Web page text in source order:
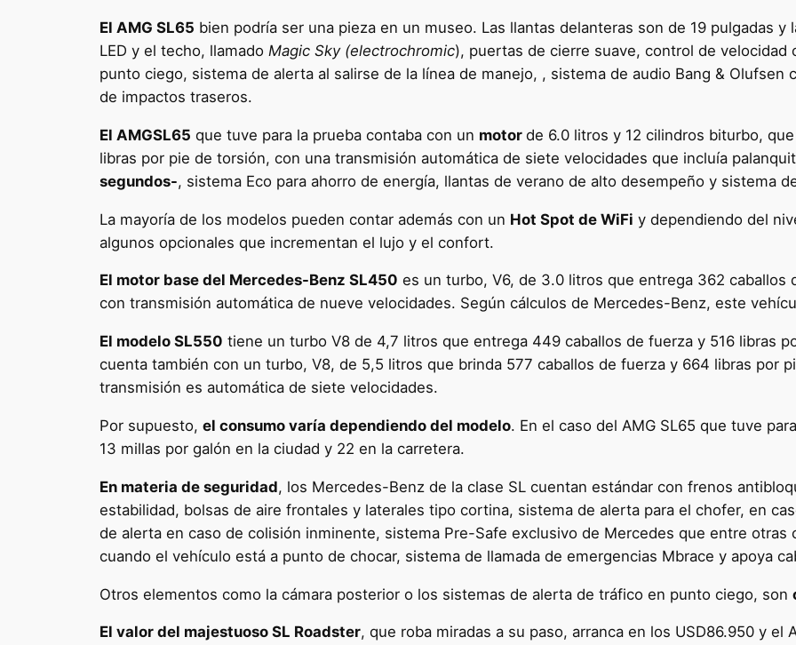
El AMG SL65 bien podría ser una pieza en un museo. Las llantas delanteras son de 19 pulgadas y
LED y el techo, llamado Magic Sky (electrochromic), puertas de cierre suave, control de
punto ciego, sistema de alerta al salirse de la línea de manejo, , sistema de audio Bang & Olufsen
de impactos traseros.
El AMGSL65 que tuve para la prueba contaba con un motor de 6.0 litros y 12 cilindros biturbo,
libras por pie de torsión, con una transmisión automática de siete velocidades que incluía
segundos-, sistema Eco para ahorro de energía, llantas de verano de alto desempeño y sistema
La mayoría de los modelos pueden contar además con un Hot Spot de WiFi y dependiendo del
algunos opcionales que incrementan el lujo y el confort.
El motor base del Mercedes-Benz SL450 es un turbo, V6, de 3.0 litros que entrega 362
con transmisión automática de nueve velocidades. Según cálculos de Mercedes-Benz, este
El modelo SL550 tiene un turbo V8 de 4,7 litros que entrega 449 caballos de fuerza y 516 libras
cuenta también con un turbo, V8, de 5,5 litros que brinda 577 caballos de fuerza y 664 libras por
transmisión es automática de siete velocidades.
Por supuesto, el consumo varía dependiendo del modelo. En el caso del AMG SL65 que tuve
13 millas por galón en la ciudad y 22 en la carretera.
En materia de seguridad, los Mercedes-Benz de la clase SL cuentan estándar con frenos
estabilidad, bolsas de aire frontales y laterales tipo cortina, sistema de alerta para el chofer, en
de alerta en caso de colisión inminente, sistema Pre-Safe exclusivo de Mercedes que entre otras
cuando el vehículo está a punto de chocar, sistema de llamada de emergencias Mbrace y apoya
Otros elementos como la cámara posterior o los sistemas de alerta de tráfico en punto ciego, son
El valor del majestuoso SL Roadster, que roba miradas a su paso, arranca en los USD86.950 y el